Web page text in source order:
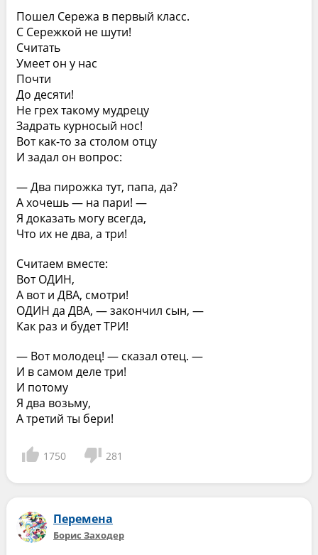
Пошел Сережа в первый класс.
С Сережкой не шути!
Считать
Умеет он у нас
Почти
До десяти!
Не грех такому мудрецу
Задрать курносый нос!
Вот как-то за столом отцу
И задал он вопрос:
— Два пирожка тут, папа, да?
А хочешь — на пари! —
Я доказать могу всегда,
Что их не два, а три!
Считаем вместе:
Вот ОДИН,
А вот и ДВА, смотри!
ОДИН да ДВА, — закончил сын, —
Как раз и будет ТРИ!
— Вот молодец! — сказал отец. —
И в самом деле три!
И потому
Я два возьму,
А третий ты бери!
1750 281
Перемена
Борис Заходер